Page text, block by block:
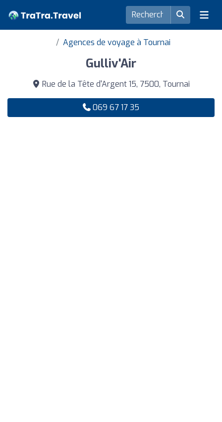
Agences de voyage à Tournai
Gulliv'Air
Rue de la Tête d'Argent 15, 7500, Tournai
069 67 17 35